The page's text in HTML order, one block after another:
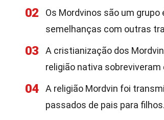
02
Os Mordvinos são um
semelhanças com outras
03
A cristianização dos
religião nativa
04
A religião Mordvin foi
passados de pais para filhos.